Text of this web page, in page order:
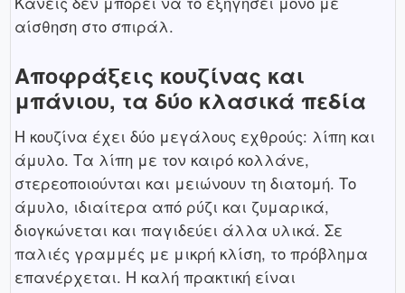
αίσθηση στο σπιράλ.
Αποφράξεις κουζίνας και
μπάνιου, τα δύο κλασικά πεδία
Η κουζίνα έχει δύο μεγάλους εχθρούς: λίπη και
άμυλο. Τα λίπη με τον καιρό κολλάνε,
στερεοποιούνται και μειώνουν τη διατομή. Το
άμυλο, ιδιαίτερα από ρύζι και ζυμαρικά,
διογκώνεται και παγιδεύει άλλα υλικά. Σε
παλιές γραμμές με μικρή κλίση, το πρόβλημα
επανέρχεται. Η καλή πρακτική είναι